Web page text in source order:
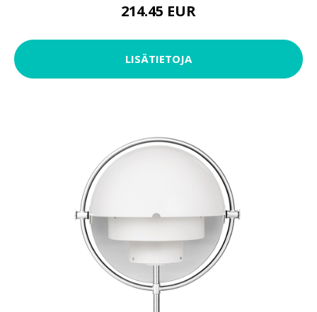
214.45 EUR
LISÄTIETOJA